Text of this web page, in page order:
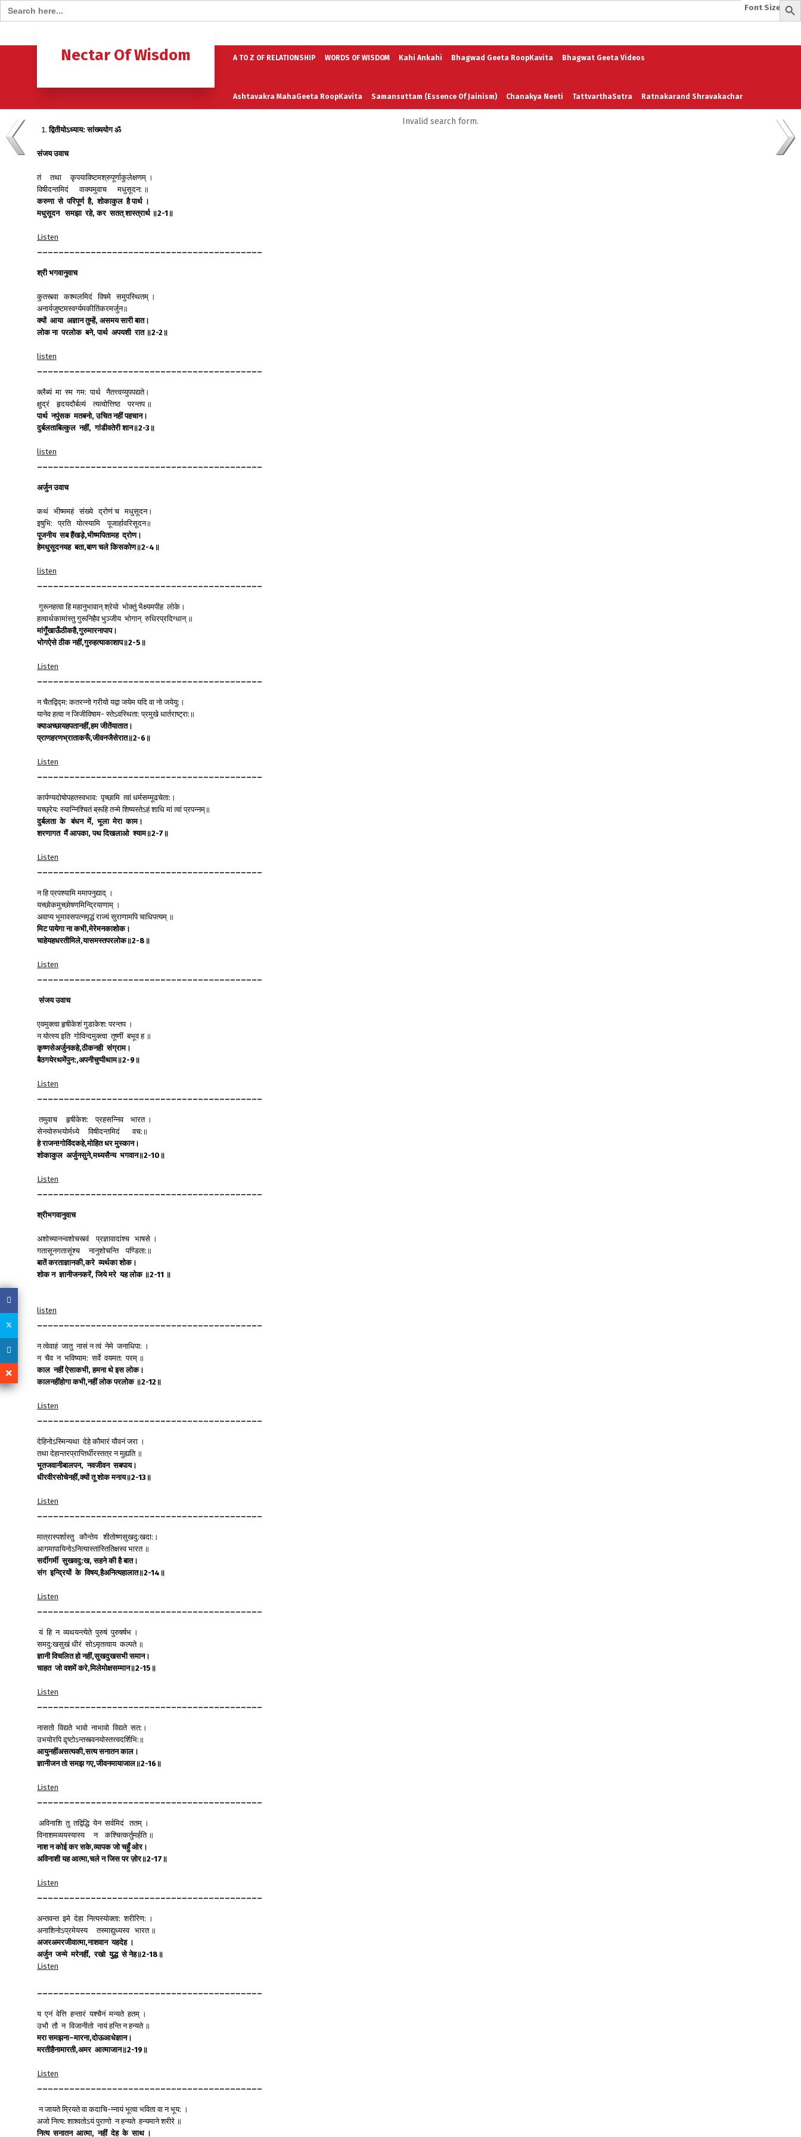
Search for:
Nectar Of Wisdom A TO Z OF RELATIONSHIP WORDS OF WISDOM Kahi Ankahi Bhagwad Geeta RoopKavita Bhagwat Geeta Videos
Ashtavakra MahaGeeta RoopKavita Samansuttam (Essence Of Jainism) Chanakya Neeti TattvarthaSutra Ratnakarand Shravakachar
Invalid search form.
द्वितीयोऽध्याय:सांख्ययोग ॐ
संजय उवाच
तं तथा कृपयाविष्टमश्रुपूर्णाकुलेक्षणम् ।
विषीदन्तमिदं वाक्यमुवाच मधुसूदन: ॥
करुणा से परिपूर्ण है,शोकाकुल है पार्थ ।
मधुसूदन समझा रहे,कर सतत् शास्त्रार्थ ॥2-1 ॥
Listen
श्री भगवानुवाच
कुतस्त्वा कश्मलमिदं विषमे समुपस्थितम् ।
अनार्यजुष्टमस्वर्ग्यमकीतिंकरमर्जुन॥
क्यों आया अज्ञान तुम्हें, असमय सारी बात।
लोक ना परलोक बने,पार्थ अपयशी रात ॥2-2 ॥
listen
क्लैब्यं मा स्म गम: पार्थ नैतत्त्वय्युपपद्यते।
क्षुद्रं हृदयदौर्बल्यं त्यत्वोत्तिष्ठ परन्तप ॥
पार्थ नपुंसक मतबनो,उचित नहीं पहचान।
दुर्बलताबिल्कुल नहीं,गांडीवतेरी शान॥2-3 ॥
listen
अर्जुन उवाच
कथं भीष्ममहं संख्ये द्रोणं च मधुसूदन।
इषुभि: प्रति योत्स्यामि पूजार्हावरिसूदन॥
पूजनीय सब हैंखड़े,भीष्मपितामह द्रोण।
हेमधुसूदनयह बता,बाण चले किसकोण॥2-4 ॥
listen
गुरूनहत्वा हि महानुभावान् श्रेयो भोक्तुं भैक्ष्यमपीह लोके।
हत्वार्थकामांस्तु गुरूनिहैव भुञ्जीय भोगान् रुधिरप्रदिग्धान् ॥
मांगूँखाऊँठीकहै,गुरुमारनापाप।
भोगऐसे ठीक नहीं,गुरुहत्याकाशाप॥2-5 ॥
Listen
न चैतद्विद्म: कतरन्नो गरीयो यद्वा जयेम यदि वा नो जयेयु:।
यानेव हत्वा न जिजीविषाम- स्तेऽवस्थिता: प्रमुखे धार्तराष्ट्रा:॥
क्याअच्छायहपतानहीं,हम जीतेंयातात।
प्राणहरणभ्राताकरूँ,जीवनजैसेरात॥2-6 ॥
Listen
कार्पण्यदोषोपहतस्वभाव: पृच्छामि त्वां धर्मसम्मूढचेता:।
यच्छ्रेय: स्यान्निश्चितं ब्रूहि तन्मे शिष्यस्तेऽहं शाधि मां त्वां प्रपन्नम्॥
दुर्बलता के बंधन में, भूला मेरा काम।
शरणागत मैं आपका,पथ दिखलाओ श्याम॥2-7 ॥
Listen
न हि प्रपश्यामि ममापनुद्याद् ।
यच्छोकमुच्छोषणमिन्द्रियाणाम् ।
अवाप्य भूमावसपत्नमृद्धं राज्यं सुराणामपि चाधिपत्यम् ॥
मिट पायेगा ना कभी,मेरेमनकाशोक।
चाहेयहधरतीमिले,यासमस्तपरलोक॥2-8 ॥
Listen
संजय उवाच
एवमुक्त्वा हृषीकेशं गुडाकेश: परन्तप ।
न योत्स्य इति गोविन्दमुक्त्वा तूष्णीं बभूव ह ॥
कृष्णसेअर्जुनकहे,ठीकनही संग्राम।
बैठगयेरथमेंपुन:,अपनीचुप्पीथाम॥2-9 ॥
Listen
तमुवाच हृषीकेश: प्रहसन्निव भारत ।
सेनयोरुभयोर्मध्ये विषीदन्तमिदं वच:॥
हे राजन!गोविंदकहे,मोहित धर मुस्कान।
शोकाकुल अर्जुनसुने,मध्यसैन्य भगवान॥2-10 ॥
Listen
श्रीभगवानुवाच
अशोच्यानन्वशोचस्त्वं प्रज्ञावादांश्च भाषसे ।
गतासूनगतासूंश्च नानुशोचन्ति पण्डिता:॥
बातें करताज्ञानकी,करे व्यर्थका शोक।
शोक न ज्ञानीजनकरें,जिये मरे यह लोक ॥2-11 ॥
listen
न त्वेवाहं जातु नासं न त्वं नेमे जनाधिपा: ।
न चैव न भविष्याम: सर्वे वयमत: परम् ॥
काल नहीं ऐसाकभी,हमना थे इस लोक।
कालनहींहोगा कभी,नहीं लोक परलोक ॥2-12 ॥
Listen
देहिनोऽस्मिन्यथा देहे कौमारं यौवनं जरा ।
तथा देहान्तरप्राप्तिर्धीरस्तत्र न मुह्यति ॥
भूतजवानीबालपन,नवजीवन सबपाय।
धीरवीरसोचेनहीं,क्यों तू शोक मनाय॥2-13 ॥
Listen
मात्रास्पर्शास्तु कौन्तेय शीतोष्णसुखदु:खदा:।
आगमापायिनोऽनित्यास्तांस्तितिक्षस्व भारत ॥
सर्दीगर्मी सुखवदु:ख,सहने की है बात।
संग इन्द्रियों के विषय,हैअनित्यहालात॥2-14 ॥
Listen
यं हि न व्यथयन्त्येते पुरुषं पुरुषर्षभ ।
समदु:खसुखं धीरं सोऽमृतत्वाय कल्पते ॥
ज्ञानी विचलित हो नहीं,सुखदुखसभी समान।
चाहत जो वशमें करे,मिलेमोक्षसम्मान॥2-15 ॥
Listen
नासतो विद्यते भावो नाभावो विद्यते सत:।
उभयोरपि द़ृष्टोऽन्तस्त्वनयोस्तत्त्वदर्शिभि:॥
आयुनहींअसत्यकी,सत्य सनातन काल।
ज्ञानीजन तो समझ गए,जीवनमायाजाल॥2-16 ॥
Listen
अविनाशि तु तद्विद्धि येन सर्वमिदं ततम् ।
विनाशमव्ययस्यास्य न कश्चित्कर्तुमर्हति ॥
नाश न कोई कर सके,व्यापक जो चहुँ ओर।
अविनाशी यह आत्मा,चले न जिस पर ज़ोर॥2-17 ॥
Listen
अन्तवन्त इमे देहा नित्यस्योक्ता: शरीरिण: ।
अनाशिनोऽप्रमेयस्य तस्माद्युध्यस्व भारत ॥
अजरअमरजीवात्मा,नाशवान यहदेह ।
अर्जुन जन्मे मरेनहीं,रखो युद्ध से नेह॥2-18 ॥
Listen
य एनं वेत्ति हन्तारं यश्चैनं मन्यते हतम् ।
उभौ तौ न विजानीतो नायं हन्ति न हन्यते ॥
मरा समझना–मारना,दोऊआधेज्ञान।
मरतीहैनामारती,अमर आत्माजान॥2-19 ॥
Listen
न जायते म्रियते वा कदाचि-न्नायं भूत्वा भविता वा न भूय: ।
अजो नित्य: शाश्वतोऽयं पुराणो न हन्यते हन्यमाने शरीरे ॥
नित्य सनातन आत्मा,नहीं देह के साथ ।
Font Size: -